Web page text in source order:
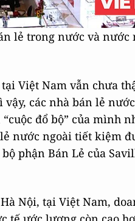
lẻ trong nước và
Việt Nam vẫn chưa
các nhà bán lẻ
đổ bộ” của mình
nước ngoài tiết kiệm
phận Bán Lẻ của
Nội, tại Việt Nam,